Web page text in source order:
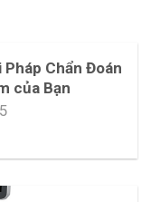
Pháp Chẩn Đoán
của Bạn